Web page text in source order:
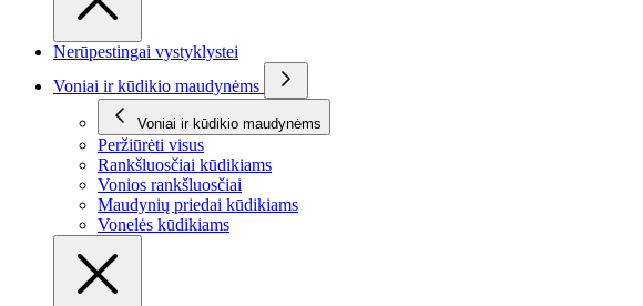
Nerūpestingai vystyklystei
Voniai ir kūdikio maudynėms
Voniai ir kūdikio maudynėms
Peržiūrėti visus
Rankšluosčiai kūdikiams
Vonios rankšluosčiai
Maudynių priedai kūdikiams
Vonelės kūdikiams